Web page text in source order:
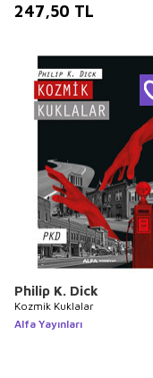
247,50 TL
Philip K. Dick
Kozmik Kuklalar
Alfa Yayınları